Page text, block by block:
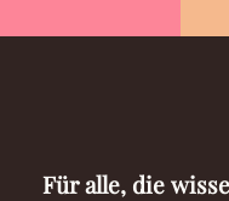
Für alle, die